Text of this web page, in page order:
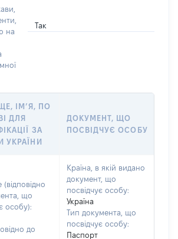
на
Так
ІМ’Я, ПО
ДЛЯ
ЗА
УКРАЇНИ
ДОКУМЕНТ, ЩО
ПОСВІДЧУЄ ОСОБУ
(відповідно
що
особу):
до
Країна, в якій видано
документ, що
посвідчує особу:
Україна
Тип документа, що
посвідчує особу:
Паспорт